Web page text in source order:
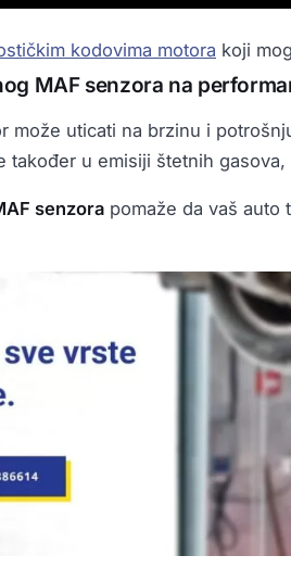
kodovima motora koji
MAF senzora na
može uticati na brzinu i
također u emisiji štetnih
senzora pomaže da vaš auto